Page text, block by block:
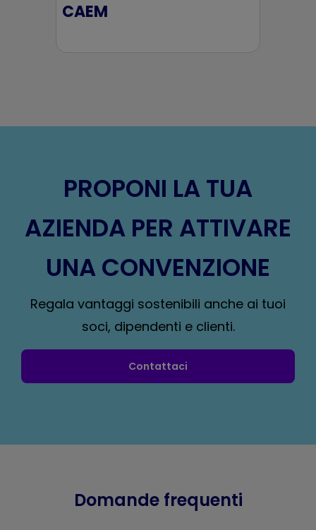
CAEM
PROPONI LA TUA
AZIENDA PER ATTIVARE
UNA CONVENZIONE
Regala vantaggi sostenibili anche ai tuoi
soci, dipendenti e clienti.
Contattaci
Domande frequenti